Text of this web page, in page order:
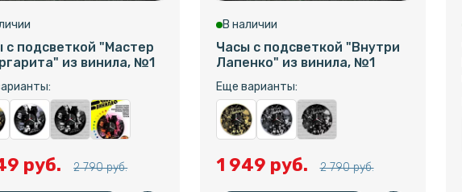
с подсветкой "Мастер
из винила, №1
руб. 2 790 руб.
В наличии
Часы с подсветкой "Внутри
Лапенко" из винила, №1
Еще варианты:
1 949 руб. 2 790 руб.